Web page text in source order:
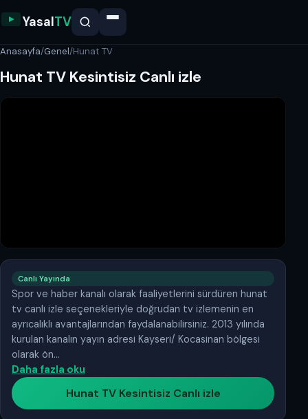
YasalTV
Anasayfa/Genel/Hunat TV
Hunat TV Kesintisiz Canlı izle
Canlı Yayında
Spor ve haber kanalı olarak faaliyetlerini sürdüren hunat
tv canlı izle seçenekleriyle doğrudan tv izlemenin en
ayrıcalıklı avantajlarından faydalanabilirsiniz. 2013 yılında
kurulan kanalın yayın adresi Kayseri/ Kocasinan bölgesi
olarak ön…
Daha fazla oku
Hunat TV Kesintisiz Canlı izle